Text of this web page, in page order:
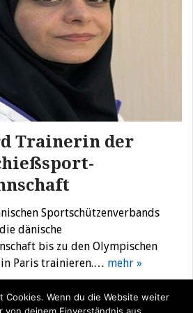
Trainerin der
Sportschützenverbands
dänische
bis zu den Olympischen
Paris trainieren.… mehr »
Cookies. Wenn du die Website weiter